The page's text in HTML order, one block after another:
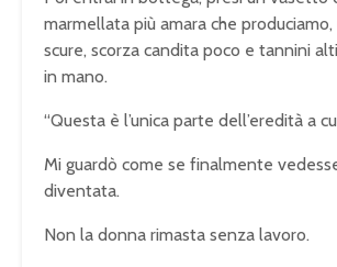
marmellata più amara che produciamo,
scure, scorza candita poco e tannini
in mano.
“Questa è l’unica parte dell’eredità a
Mi guardò come se finalmente
diventata.
Non la donna rimasta senza lavoro.